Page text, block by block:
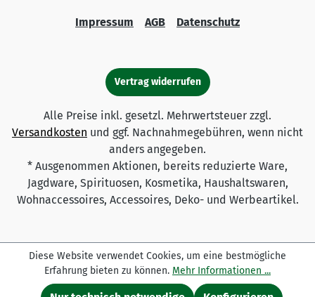
Impressum AGB Datenschutz
Vertrag widerrufen
Alle Preise inkl. gesetzl. Mehrwertsteuer zzgl.
Versandkosten und ggf. Nachnahmegebühren, wenn nicht
anders angegeben.
* Ausgenommen Aktionen, bereits reduzierte Ware,
Jagdware, Spirituosen, Kosmetika, Haushaltswaren,
Wohnaccessoires, Accessoires, Deko- und Werbeartikel.
Diese Website verwendet Cookies, um eine bestmögliche
Erfahrung bieten zu können. Mehr Informationen ...